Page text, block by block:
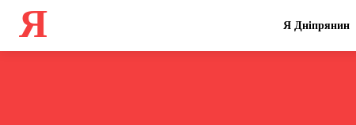
Я Я Дніпрянин